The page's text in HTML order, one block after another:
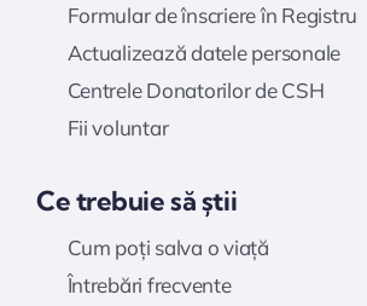
Formular de înscriere în Registru
Actualizează datele personale
Centrele Donatorilor de CSH
Fii voluntar
Ce trebuie să știi
Cum poți salva o viață
Întrebări frecvente